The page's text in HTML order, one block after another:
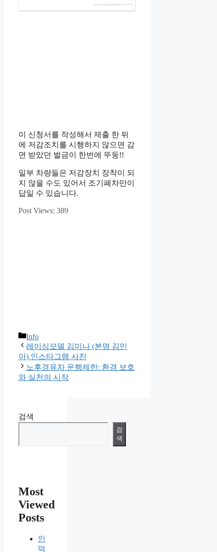
이 신청서를 작성해서 제출 한 뒤
에 저감조치를 시행하지 않으면 감
면 받았던 벌금이 한번에 뚜둥!!
일부 차량들은 저감장치 장착이 되
지 않을 수도 있어서 조기폐차만이
답일 수 있습니다.
Post Views: 389
카
테
고
리
Info
레이싱모델 김미나 (본명 김민
아) 인스타그램 사진
노후경유차 운행제한: 환경 보호
와 실천의 시작
검색
검
색
Most
Viewed
Posts
인
덕